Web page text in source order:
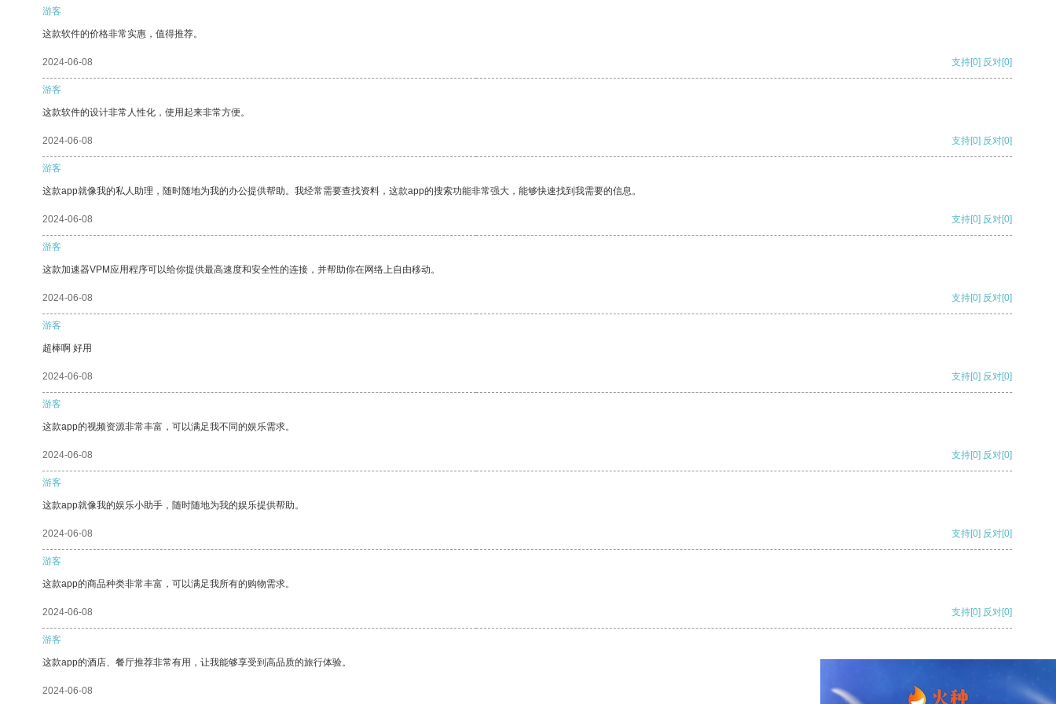
游客
这款软件的价格非常实惠，值得推荐。
2024-06-08 支持[0] 反对[0]
游客
这款软件的设计非常人性化，使用起来非常方便。
2024-06-08 支持[0] 反对[0]
游客
这款app就像我的私人助理，随时随地为我的办公提供帮助。我经常需要查找资料，这款app的搜索功能非常强大，能够快速找到我需要的信息。
2024-06-08 支持[0] 反对[0]
游客
这款加速器VPM应用程序可以给你提供最高速度和安全性的连接，并帮助你在网络上自由移动。
2024-06-08 支持[0] 反对[0]
游客
超棒啊 好用
2024-06-08 支持[0] 反对[0]
游客
这款app的视频资源非常丰富，可以满足我不同的娱乐需求。
2024-06-08 支持[0] 反对[0]
游客
这款app就像我的娱乐小助手，随时随地为我的娱乐提供帮助。
2024-06-08 支持[0] 反对[0]
游客
这款app的商品种类非常丰富，可以满足我所有的购物需求。
2024-06-08 支持[0] 反对[0]
游客
这款app的酒店、餐厅推荐非常有用，让我能够享受到高品质的旅行体验。
2024-06-08 支持